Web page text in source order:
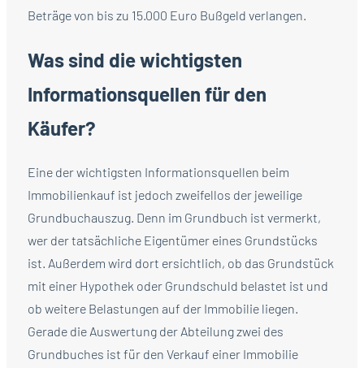
Beträge von bis zu 15.000 Euro Bußgeld verlangen.
Was sind die wichtigsten
Informationsquellen für den
Käufer?
Eine der wichtigsten Informationsquellen beim
Immobilienkauf ist jedoch zweifellos der jeweilige
Grundbuchauszug. Denn im Grundbuch ist vermerkt,
wer der tatsächliche Eigentümer eines Grundstücks
ist. Außerdem wird dort ersichtlich, ob das Grundstück
mit einer Hypothek oder Grundschuld belastet ist und
ob weitere Belastungen auf der Immobilie liegen.
Gerade die Auswertung der Abteilung zwei des
Grundbuches ist für den Verkauf einer Immobilie